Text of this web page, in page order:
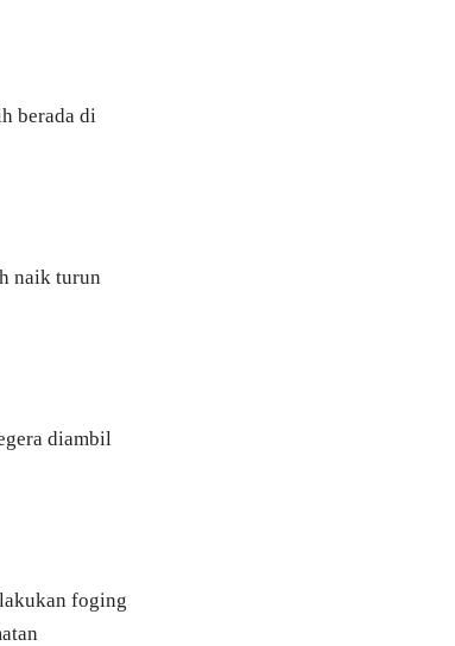
berada di
naik turun
diambil
foging